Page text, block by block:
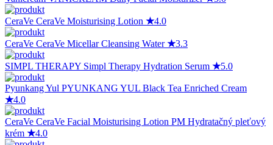
CeraVe CeraVe Moisturising Lotion ★4.0
CeraVe CeraVe Micellar Cleansing Water★3.3
SIMPL THERAPY Simpl Therapy Hydration Serum ★5.0
Pyunkang Yul PYUNKANG YUL Black Tea Enriched Cream
★4.0
CeraVe CeraVe Facial Moisturising Lotion PM Hydratačný pleťový
krém ★4.0